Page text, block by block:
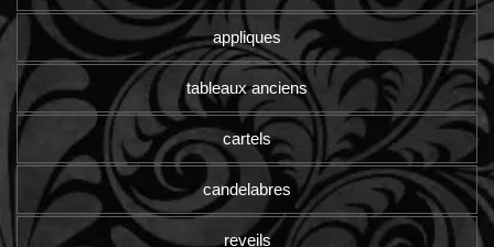
appliques
tableaux anciens
cartels
candelabres
reveils